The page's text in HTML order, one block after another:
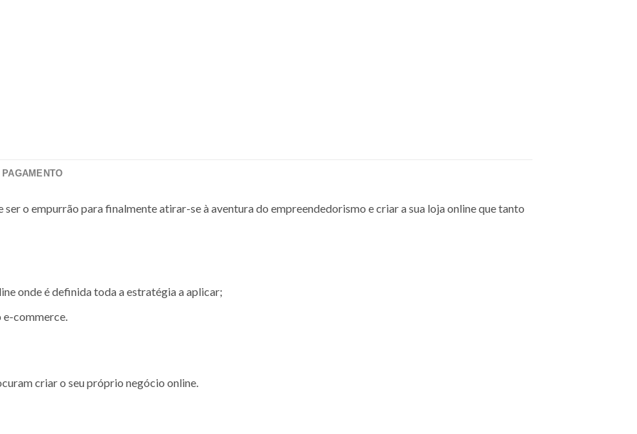
o empurrão para finalmente atirar-se à aventura do empreendedorismo e criar a sua loja online que tanto
onde é definida toda a estratégia a aplicar;
e-commerce.
criar o seu próprio negócio online.